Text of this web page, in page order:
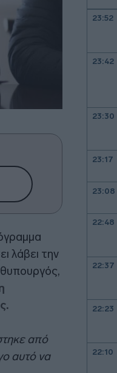
λάβει την
από
αυτό να
23:52
23:42
23:30
23:17
23:08
22:48
22:37
22:23
22:10